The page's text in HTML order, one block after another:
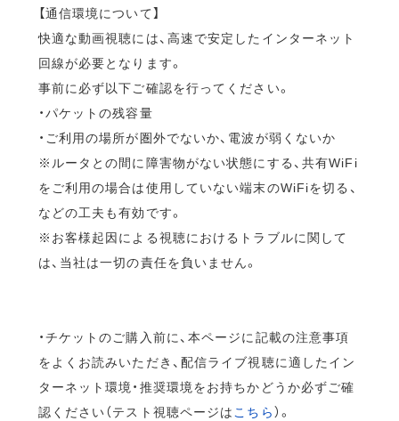
【通信環境について】
快適な動画視聴には、高速で安定したインターネット
回線が必要となります。
事前に必ず以下ご確認を行ってください。
・パケットの残容量
・ご利用の場所が圏外でないか、電波が弱くないか
※ルータとの間に障害物がない状態にする、共有WiFi
をご利用の場合は使用していない端末のWiFiを切る、
などの工夫も有効です。
※お客様起因による視聴におけるトラブルに関して
は、当社は一切の責任を負いません。
・チケットのご購入前に、本ページに記載の注意事項
をよくお読みいただき、配信ライブ視聴に適したイン
ターネット環境・推奨環境をお持ちかどうか必ずご確
認ください（テスト視聴ページは こちら）。